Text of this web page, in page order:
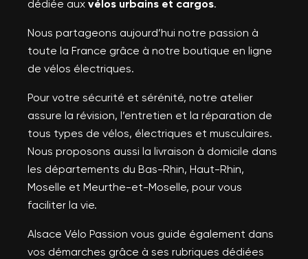
dédiée aux vélos urbains et cargos.
Nous partageons aujourd’hui notre passion à
toute la France grâce à notre boutique en ligne
de vélos électriques.
Pour votre sécurité et sérénité, notre atelier
assure la révision, l’entretien et la réparation de
tous types de vélos, électriques et musculaires.
Nous proposons aussi la livraison à domicile dans
les départements du Bas-Rhin, Haut-Rhin,
Moselle et Meurthe-et-Moselle, pour vous
faciliter la vie.
Alsace Vélo Passion vous guide également dans
vos démarches grâce à ses rubriques dédiées